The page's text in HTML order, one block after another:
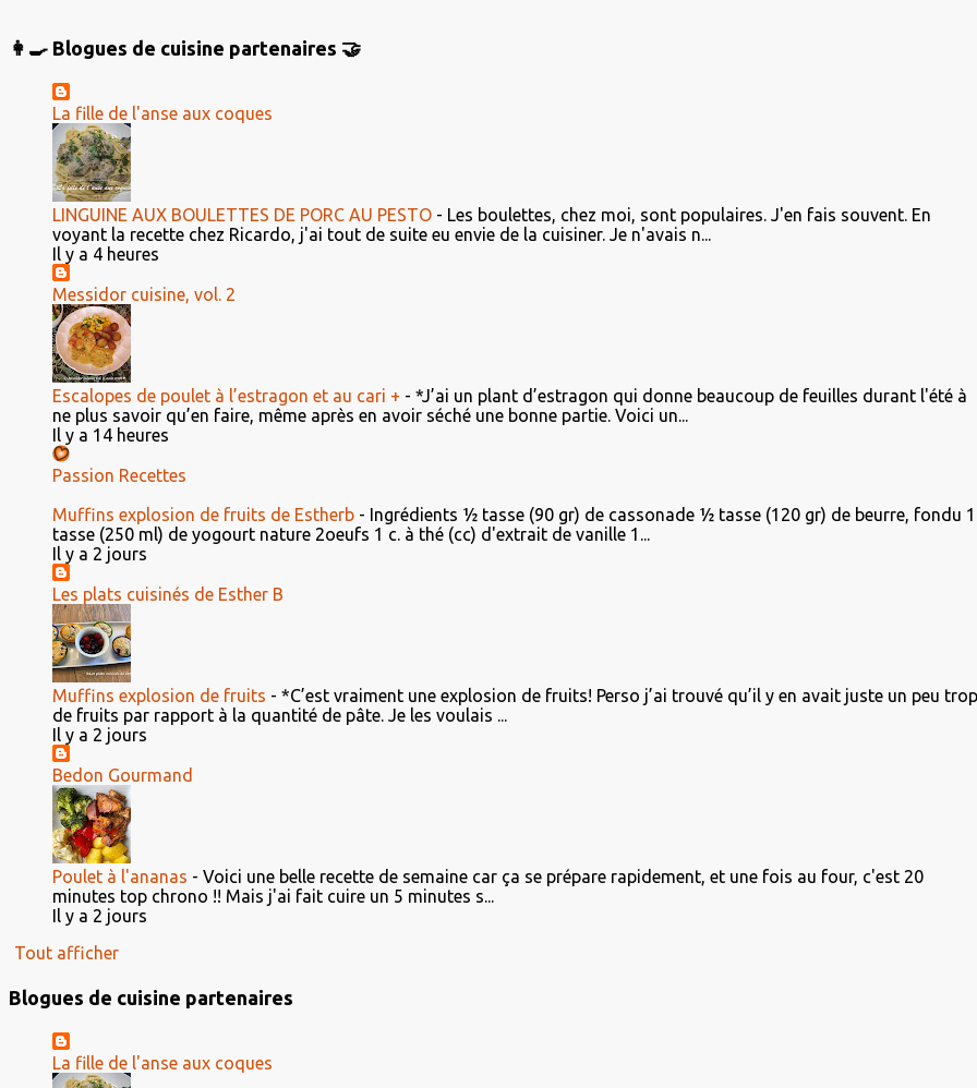
👩‍🍳 Blogues de cuisine partenaires 🤝
La fille de l'anse aux coques
LINGUINE AUX BOULETTES DE PORC AU PESTO - Les boulettes, chez moi, sont populaires. J'en fais souvent. En
voyant la recette chez Ricardo, j'ai tout de suite eu envie de la cuisiner. Je n'avais n...
Il y a 4 heures
Messidor cuisine, vol. 2
Escalopes de poulet à l’estragon et au cari + - *J’ai un plant d’estragon qui donne beaucoup de feuilles durant l'été à
ne plus savoir qu’en faire, même après en avoir séché une bonne partie. Voici un...
Il y a 14 heures
Passion Recettes
Muffins explosion de fruits de Estherb - Ingrédients ½ tasse (90 gr) de cassonade ½ tasse (120 gr) de beurre, fondu 1
tasse (250 ml) de yogourt nature 2oeufs 1 c. à thé (cc) d'extrait de vanille 1...
Il y a 2 jours
Les plats cuisinés de Esther B
Muffins explosion de fruits - *C’est vraiment une explosion de fruits! Perso j’ai trouvé qu’il y en avait juste un peu trop
de fruits par rapport à la quantité de pâte. Je les voulais ...
Il y a 2 jours
Bedon Gourmand
Poulet à l'ananas - Voici une belle recette de semaine car ça se prépare rapidement, et une fois au four, c'est 20
minutes top chrono !! Mais j'ai fait cuire un 5 minutes s...
Il y a 2 jours
Tout afficher
Blogues de cuisine partenaires
La fille de l'anse aux coques